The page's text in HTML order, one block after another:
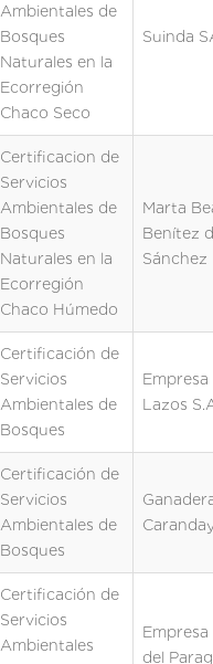
Ambientales de
Bosques
Naturales en la
Ecorregión
Chaco Seco
Suinda
Certificacion de
Servicios
Ambientales de
Bosques
Naturales en la
Ecorregión
Chaco Húmedo
Marta
Benítez
Sánchez
Certificación de
Servicios
Ambientales de
Bosques
Empresa
Lazos
Certificación de
Servicios
Ambientales de
Bosques
Certificación de
Servicios
Ambientales
del